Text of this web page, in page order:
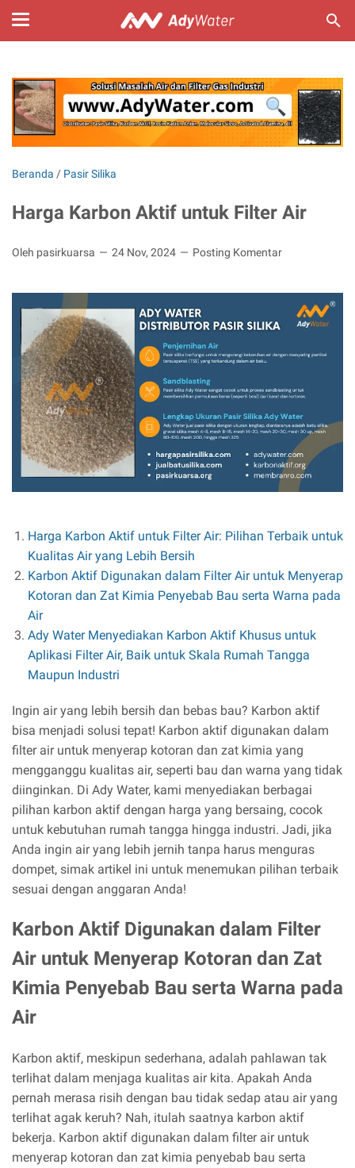
Beranda / Pasir Silika
Harga Karbon Aktif untuk Filter Air
Oleh pasirkuarsa 24 Nov, 2024 Posting Komentar
Harga Karbon Aktif untuk Filter Air: Pilihan Terbaik untuk
Kualitas Air yang Lebih Bersih
Karbon Aktif Digunakan dalam Filter Air untuk Menyerap
Kotoran dan Zat Kimia Penyebab Bau serta Warna pada
Air
Ady Water Menyediakan Karbon Aktif Khusus untuk
Aplikasi Filter Air, Baik untuk Skala Rumah Tangga
Maupun Industri
Ingin air yang lebih bersih dan bebas bau? Karbon aktif
bisa menjadi solusi tepat! Karbon aktif digunakan dalam
filter air untuk menyerap kotoran dan zat kimia yang
mengganggu kualitas air, seperti bau dan warna yang tidak
diinginkan. Di Ady Water, kami menyediakan berbagai
pilihan karbon aktif dengan harga yang bersaing, cocok
untuk kebutuhan rumah tangga hingga industri. Jadi, jika
Anda ingin air yang lebih jernih tanpa harus menguras
dompet, simak artikel ini untuk menemukan pilihan terbaik
sesuai dengan anggaran Anda!
Karbon Aktif Digunakan dalam Filter
Air untuk Menyerap Kotoran dan Zat
Kimia Penyebab Bau serta Warna pada
Air
Karbon aktif, meskipun sederhana, adalah pahlawan tak
terlihat dalam menjaga kualitas air kita. Apakah Anda
pernah merasa risih dengan bau tidak sedap atau air yang
terlihat agak keruh? Nah, itulah saatnya karbon aktif
bekerja. Karbon aktif digunakan dalam filter air untuk
menyerap kotoran dan zat kimia penyebab bau serta